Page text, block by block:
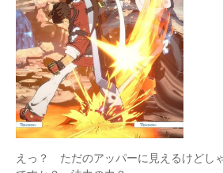
えっ？ ただのアッパーに見えるけどし